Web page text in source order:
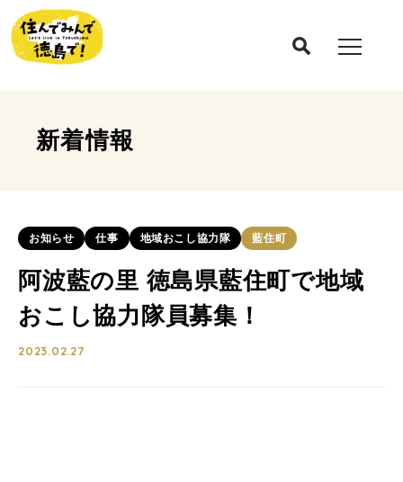
新着情報
お知らせ 仕事 地域おこし協力隊 藍住町
阿波藍の里 徳島県藍住町で地域
おこし協力隊員募集！
2023.02.27